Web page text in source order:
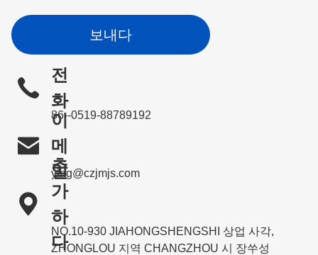
보내다
전
화
86--0519-88789192

이
메
일
ying@czjmjs.com

추
가
하
다
NO.10-930 JIAHONGSHENGSHI 상업 사각,
ZHONGLOU 지역 CHANGZHOU 시 장쑤성